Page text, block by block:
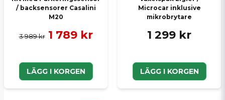
/ backsensorer Casalini
M20
3 989 kr 1 789 kr
LÄGG I KORGEN
Microcar inklusive
mikrobrytare
1 299 kr
LÄGG I KORGEN